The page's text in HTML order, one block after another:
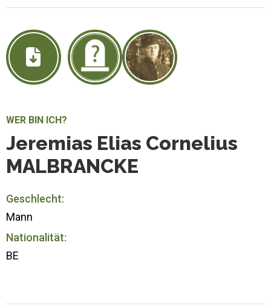
WER BIN ICH?
Jeremias Elias Cornelius
MALBRANCKE
Geschlecht:
Mann
Nationalität:
BE